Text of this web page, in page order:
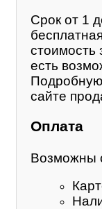
Срок от 1
стоимость
есть
сайте
Оплата
Возможны